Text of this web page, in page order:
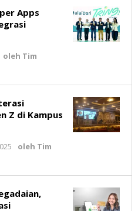
Apps
oleh Tim
Z di Kampus
oleh Tim